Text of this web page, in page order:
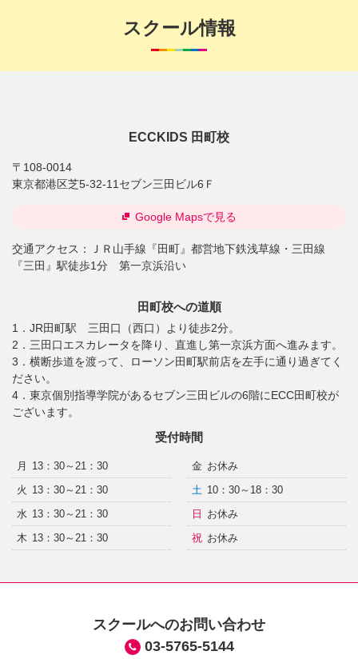
スクール情報
ECCKIDS 田町校
〒108-0014
東京都港区芝5-32-11セブン三田ビル6Ｆ
交通アクセス：
ＪＲ山手線『田町』都営地下鉄浅草線・三田線
『三田』駅徒歩1分 第一京浜沿い
Google Mapsで見る
田町校への道順
1．JR田町駅 三田口（西口）より徒歩2分。
2．三田口エスカレータを降り、直進し第一京浜方面へ進みます。
3．横断歩道を渡って、ローソン田町駅前店を左手に通り過ぎてく
ださい。
4．東京個別指導学院があるセブン三田ビルの6階にECC田町校が
ございます。
受付時間
月
13：30～21：30
火 13：30～21：30
水 13：30～21：30
木 13：30～21：30
金 お休み
土 10：30～18：30
日
お休み
祝 お休み
スクールへのお問い合わせ
03-5765-5144